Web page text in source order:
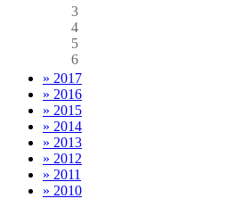
3
4
5
6
» 2017
» 2016
» 2015
» 2014
» 2013
» 2012
» 2011
» 2010